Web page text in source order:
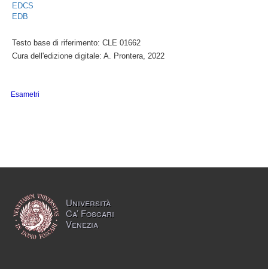
EDCS
EDB
Testo base di riferimento: CLE 01662
Cura dell'edizione digitale: A. Prontera, 2022
Esametri
Università
Ca’ Foscari
Venezia